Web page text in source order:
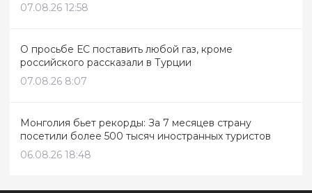
07.08.26 12:58
О просьбе ЕС поставить любой газ, кроме
российского рассказали в Турции
07.08.26 8:07
Монголия бьет рекорды: За 7 месяцев страну
посетили более 500 тысяч иностранных туристов
06.08.26 18:48